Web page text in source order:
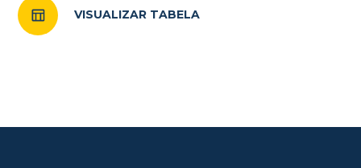
VISUALIZAR TABELA